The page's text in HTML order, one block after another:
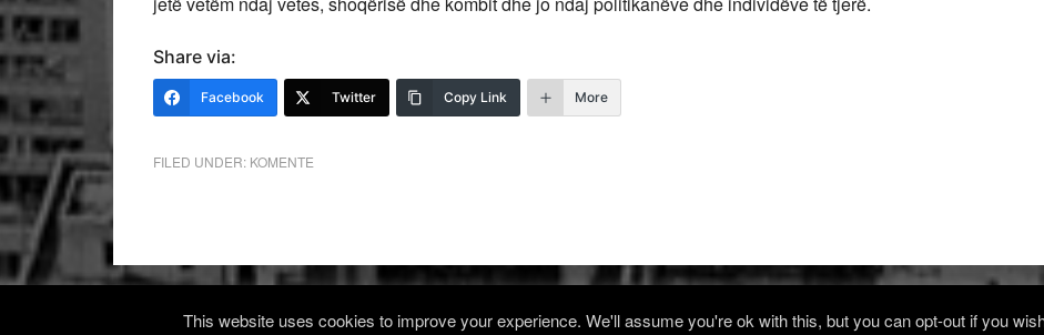
Share via:
Facebook Twitter Copy Link More
FILED UNDER: KOMENTE
Log in
This website uses cookies to improve your experience. We'll assume you're ok with this, but you can opt-out if you